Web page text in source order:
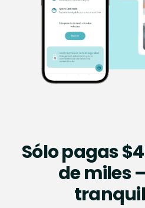
Sólo pagas
de miles